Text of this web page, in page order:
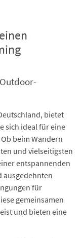
bietet
sich ideal für eine
beim Wandern
und vielseitigsten
entspannenden
ausgedehnten
für
gemeinsamen
und bieten eine